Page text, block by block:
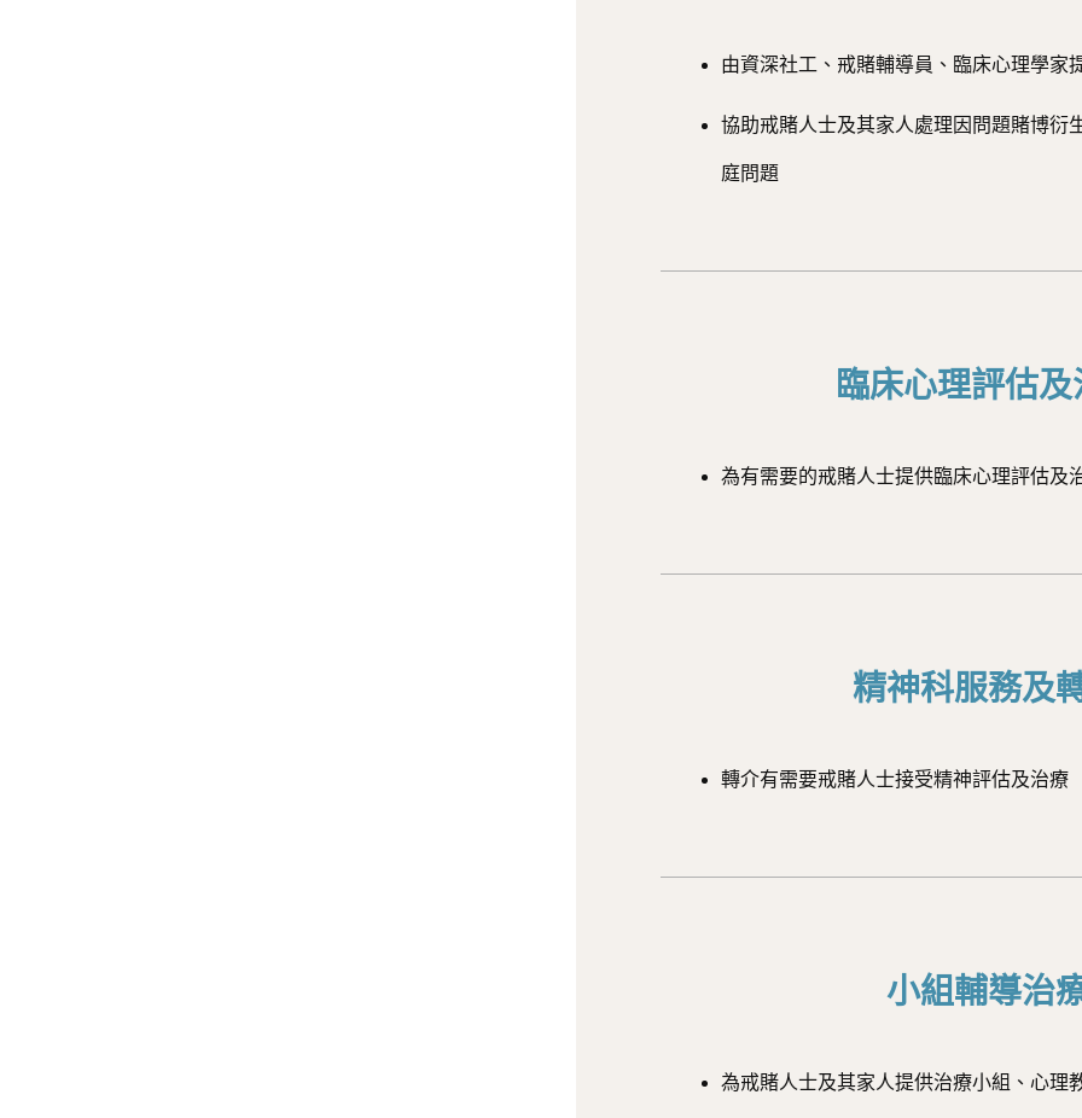
由資深社工、戒賭輔導員、臨床心理學家
協助戒賭人士及其家人處理因問題賭博衍
庭問題
臨床心理評估及
為有需要的戒賭人士提供臨床心理評估及
精神科服務及
轉介有需要戒賭人士接受精神評估及治療
小組輔導治
為戒賭人士及其家人提供治療小組、心理